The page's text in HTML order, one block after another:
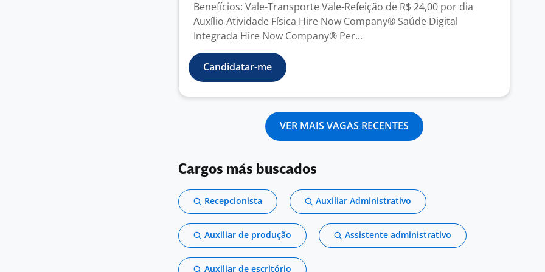
Benefícios: Vale-Transporte Vale-Refeição de R$ 24,00 por dia
Auxílio Atividade Física Hire Now Company® Saúde Digital
Integrada Hire Now Company® Per...
Candidatar-me
VER MAIS VAGAS RECENTES
Cargos más buscados
Recepcionista Auxiliar Administrativo
Auxiliar de produção Assistente administrativo
Auxiliar de escritório